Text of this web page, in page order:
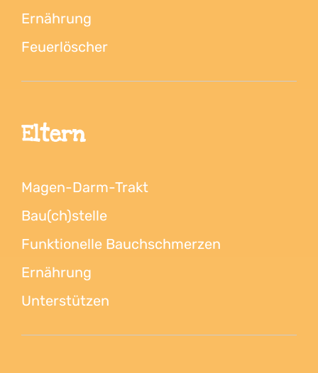
Ernährung
Feuerlöscher
Eltern
Magen-Darm-Trakt
Bau(ch)stelle
Funktionelle Bauchschmerzen
Ernährung
Unterstützen